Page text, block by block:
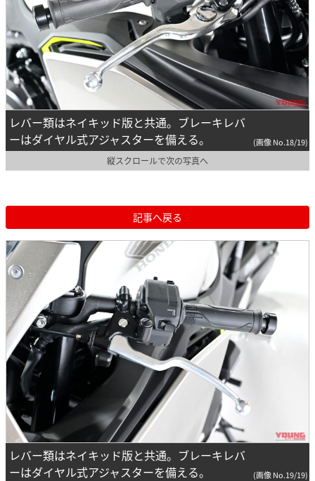
レバー類はネイキッド版と共通。ブレーキレバ
ーはダイヤル式アジャスターを備える。
(画像 No.18/19)
縦スクロールで次の写真へ
記事へ戻る
レバー類はネイキッド版と共通。ブレーキレバ
ーはダイヤル式アジャスターを備える。
(画像 No.19/19)